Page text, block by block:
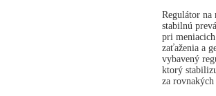
Regulátor na
stabilnú
pri
zaťaženia a
vybavený
ktorý
za